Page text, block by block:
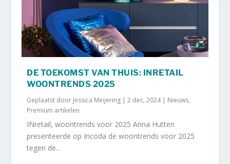
DE TOEKOMST VAN THUIS: INRETAIL
WOONTRENDS 2025
Geplaatst door Jessica Meijering |2 dec, 2024| Nieuws,
Premium artikelen
INretail, woontrends voor 2025 Anna Hutten
presenteerde op Incoda de woontrends voor 2025
tegen de...